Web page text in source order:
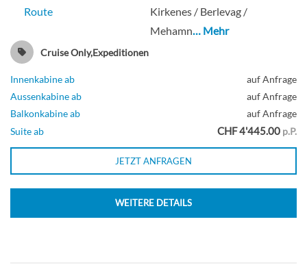
Route
Kirkenes / Berlevag /
Mehamn… Mehr
Cruise Only,Expeditionen
Innenkabine ab
auf Anfrage
Aussenkabine ab
auf Anfrage
Balkonkabine ab
auf Anfrage
Suite ab
CHF 4'445.00 p.P.
JETZT ANFRAGEN
WEITERE DETAILS